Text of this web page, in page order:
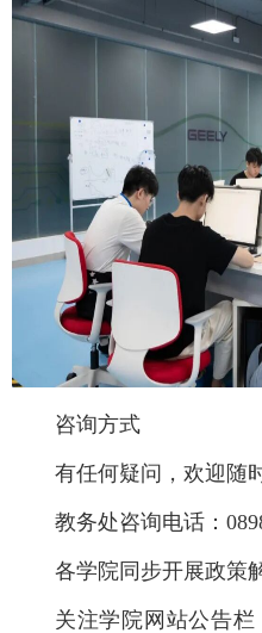
咨询方式
有任何疑问，欢迎随
教务处咨询电话：
各学院同步开展政策
关注学院网站公告